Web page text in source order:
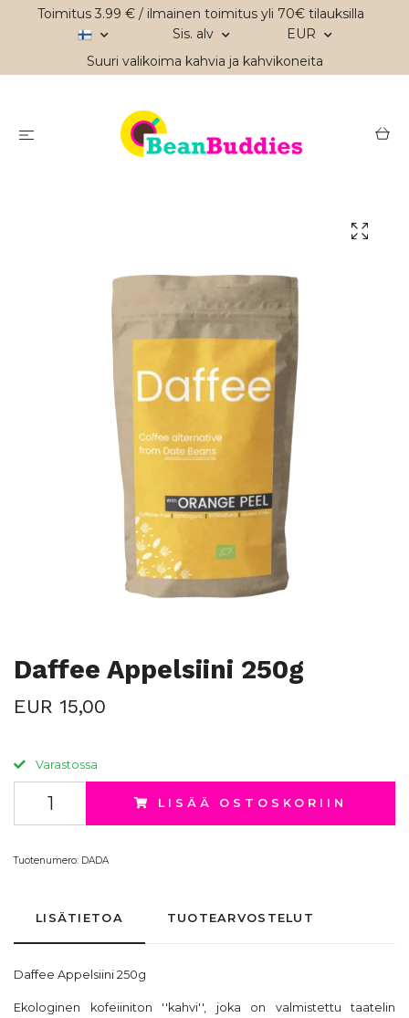
Toimitus 3.99 € / ilmainen toimitus yli 70€ tilauksilla
Sis. alv
EUR
Suuri valikoima kahvia ja kahvikoneita
Daffee Appelsiini 250g
EUR 15,00
Varastossa
LISÄÄ OSTOSKORIIN
Tuotenumero: DADA
LISÄTIETOA TUOTEARVOSTELUT
Daffee Appelsiini 250g
Ekologinen kofeiiniton ''kahvi'', joka on valmistettu taatelin